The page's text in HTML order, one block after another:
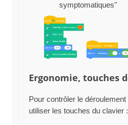
symptomatiques"
Ergonomie, touches
Pour contrôler le
utiliser les touches du clavier :